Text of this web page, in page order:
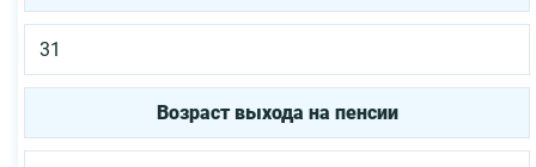
31
Возраст выхода на пенсии